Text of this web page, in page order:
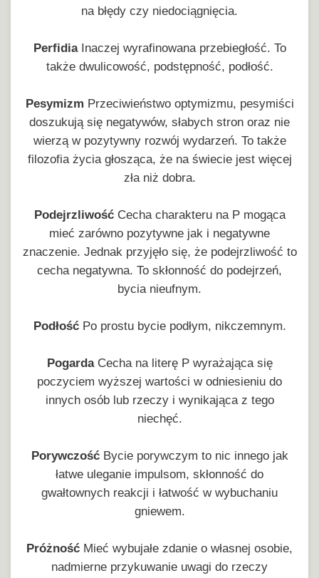
na błędy czy niedociągnięcia.
PerfidiaInaczej wyrafinowana przebiegłość. To
także dwulicowość, podstępność, podłość.
Pesymizm Przeciwieństwo optymizmu, pesymiści
doszukują się negatywów, słabych stron oraz nie
wierzą w pozytywny rozwój wydarzeń. To także
filozofia życia głosząca, że na świecie jest więcej
zła niż dobra.
PodejrzliwośćCecha charakteru na P mogąca
mieć zarówno pozytywne jak i negatywne
znaczenie. Jednak przyjęło się, że podejrzliwość to
cecha negatywna. To skłonność do podejrzeń,
bycia nieufnym.
PodłośćPo prostu bycie podłym, nikczemnym.
PogardaCecha na literę P wyrażająca się
poczyciem wyższej wartości w odniesieniu do
innych osób lub rzeczy i wynikająca z tego
niechęć.
PorywczośćBycie porywczym to nic innego jak
łatwe uleganie impulsom, skłonność do
gwałtownych reakcji i łatwość w wybuchaniu
gniewem.
Próżność Mieć wybujałe zdanie o własnej osobie,
nadmierne przykuwanie uwagi do rzeczy